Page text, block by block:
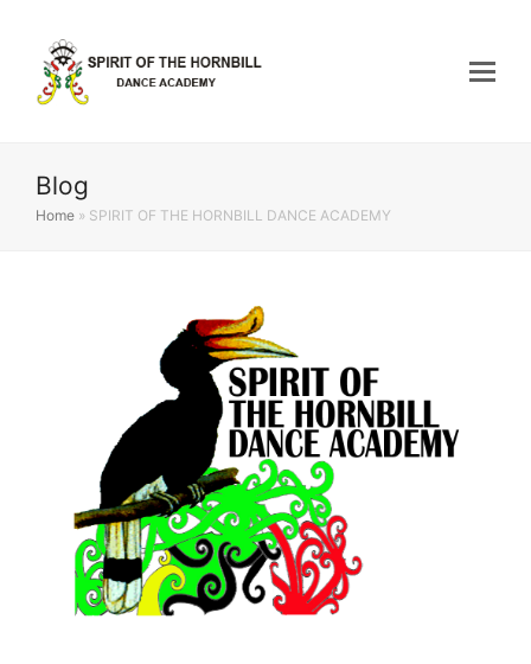
Blog
Home » SPIRIT OF THE HORNBILL DANCE ACADEMY